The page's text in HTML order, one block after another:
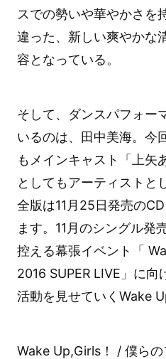
スでの勢いや華やかさを
違った、新しい爽やかな
容となっている。
そして、ダンスパフォー
いるのは、田中美海。今
もメインキャスト「上矢
としてもアーティストと
全版は11月25日発売の
ます。11月のシングル発
控える幕張イベント「
2016 SUPER LIVE」に
活動を見せていくWake
Wake Up,Girls！ / 僕ら